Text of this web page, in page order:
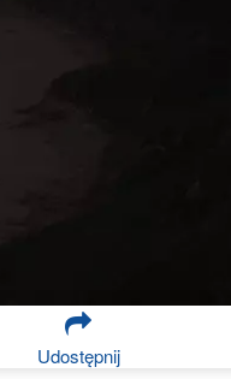
Udostępnij